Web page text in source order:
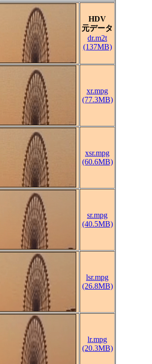
HDV
元データ
dr.m2t
(137MB)
xr.mpg
(77.3MB)
xsr.mpg
(60.6MB)
sr.mpg
(40.5MB)
lsr.mpg
(26.8MB)
lr.mpg
(20.3MB)